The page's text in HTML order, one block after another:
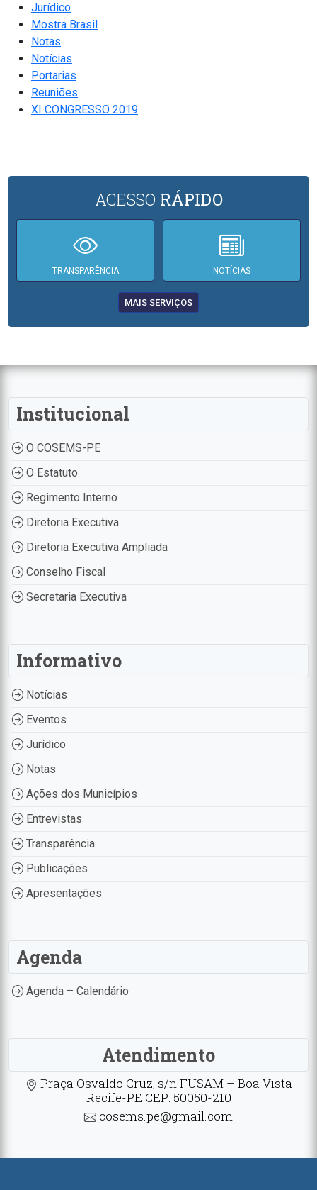
Jurídico
Mostra Brasil
Notas
Notícias
Portarias
Reuniões
XI CONGRESSO 2019
ACESSO RÁPIDO
TRANSPARÊNCIA NOTÍCIAS
MAIS SERVIÇOS
Institucional
O COSEMS-PE
O Estatuto
Regimento Interno
Diretoria Executiva
Diretoria Executiva Ampliada
Conselho Fiscal
Secretaria Executiva
Informativo
Notícias
Eventos
Jurídico
Notas
Ações dos Municípios
Entrevistas
Transparência
Publicações
Apresentações
Agenda
Agenda – Calendário
Atendimento
Praça Osvaldo Cruz, s/n FUSAM – Boa Vista
Recife-PE CEP: 50050-210
cosems.pe@gmail.com